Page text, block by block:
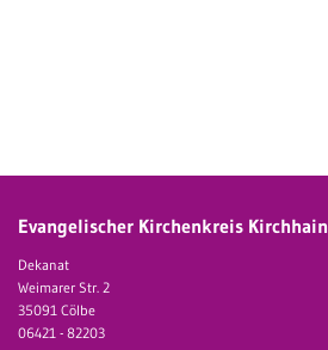
Evangelischer Kirchenkreis Kirchhain
Dekanat
Weimarer Str. 2
35091 Cölbe
06421 - 82203